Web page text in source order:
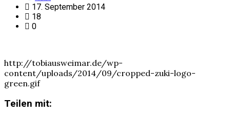
17. September 2014
18
0
http://tobiausweimar.de/wp-
content/uploads/2014/09/cropped-zuki-logo-
green.gif
Teilen mit: